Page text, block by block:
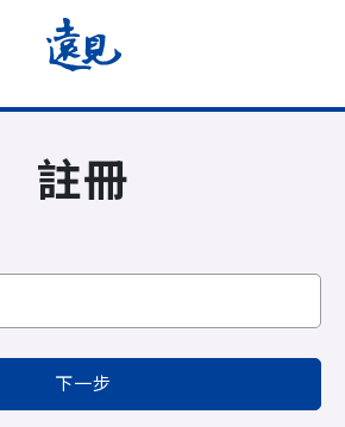
註冊
下一步